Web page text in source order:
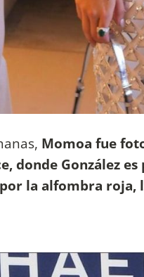
Momoa fue
donde González
la alfombra roja,